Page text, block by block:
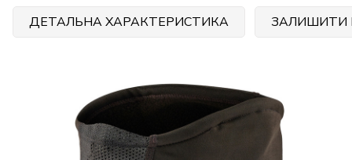
ДЕТАЛЬНА ХАРАКТЕРИСТИКА ЗАЛИШИТИ